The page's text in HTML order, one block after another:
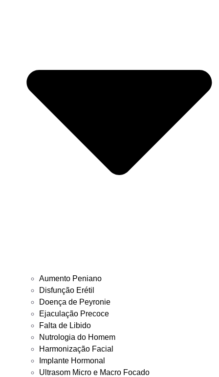
Aumento Peniano
Disfunção Erétil
Doença de Peyronie
Ejaculação Precoce
Falta de Libido
Nutrologia do Homem
Harmonização Facial
Implante Hormonal
Ultrasom Micro e Macro Focado